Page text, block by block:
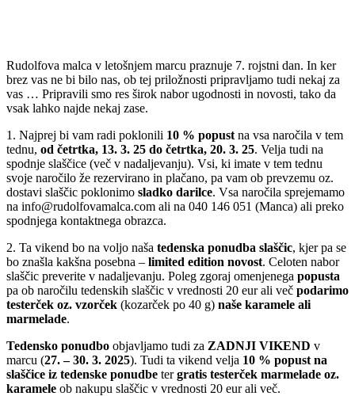
Rudolfova malca v letošnjem marcu praznuje 7. rojstni dan. In ker
brez vas ne bi bilo nas, ob tej priložnosti pripravljamo tudi nekaj za
vas … Pripravili smo res širok nabor ugodnosti in novosti, tako da
vsak lahko najde nekaj zase.
1. Najprej bi vam radi poklonili 10 % popust na vsa naročila v tem
tednu, od četrtka, 13. 3. 25 do četrtka, 20. 3. 25. Velja tudi na
spodnje slaščice (več v nadaljevanju). Vsi, ki imate v tem tednu
svoje naročilo že rezervirano in plačano, pa vam ob prevzemu oz.
dostavi slaščic poklonimo sladko darilce. Vsa naročila sprejemamo
na info@rudolfovamalca.com ali na 040 146 051 (Manca) ali preko
spodnjega kontaktnega obrazca.
2. Ta vikend bo na voljo naša tedenska ponudba slaščic, kjer pa se
bo znašla kakšna posebna – limited edition novost. Celoten nabor
slaščic preverite v nadaljevanju. Poleg zgoraj omenjenega popusta
pa ob naročilu tedenskih slaščic v vrednosti 20 eur ali več podarimo
testerček oz. vzorček (kozarček po 40 g) naše karamele ali
marmelade.
Tedensko ponudbo objavljamo tudi za ZADNJI VIKEND v
marcu (27. – 30. 3. 2025). Tudi ta vikend velja 10 % popust na
slaščice iz tedenske ponudbe tergratis testerček marmelade oz.
karamele ob nakupu slaščic v vrednosti 20 eur ali več.